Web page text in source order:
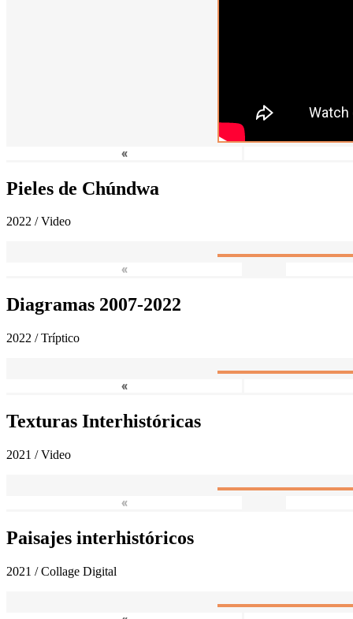
«
Pieles de Chúndwa
2022 / Video
«
Diagramas 2007-2022
2022 / Tríptico
«
Texturas Interhistóricas
2021 / Video
«
Paisajes interhistóricos
2021 / Collage Digital